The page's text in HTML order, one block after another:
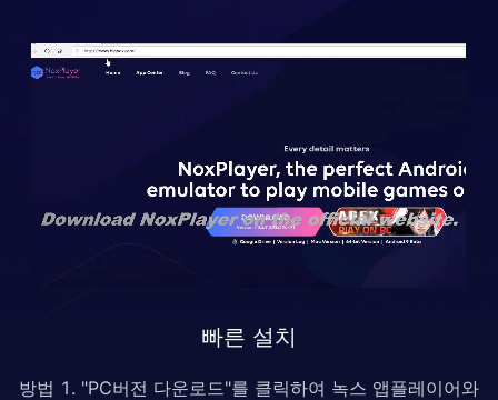
빠른 설치
방법 1. "PC버전 다운로드"를 클릭하여 녹스 앱플레이어와